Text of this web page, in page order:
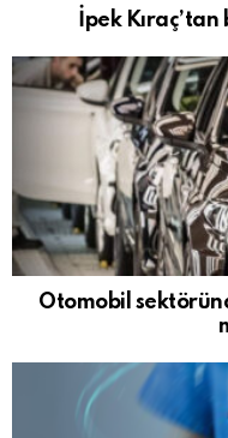
İpek
Otomobil